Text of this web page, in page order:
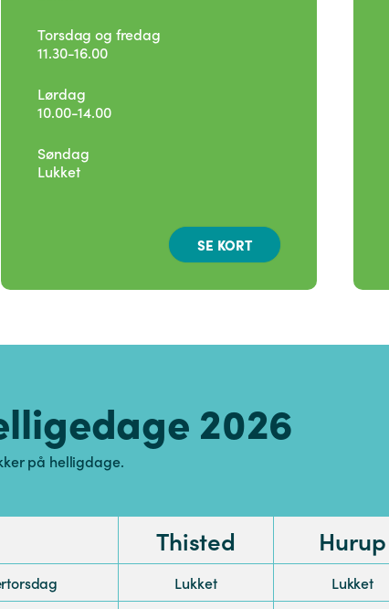
Torsdag og fredag
11.30-16.00
Lørdag
10.00-14.00
Søndag
Lukket
SE KORT
2026
på helligdage.
Thisted Hurup
Lukket Lukket